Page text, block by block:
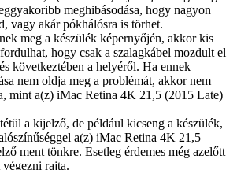
meghibásodása, hogy nagyon
vagy akár pókhálósra is törhet.
meg a készülék képernyőjén, akkor kis
hogy csak a szalagkábel mozdult el
következtében a helyéről. Ha ennek
nem oldja meg a problémát, akkor nem
mint a(z) iMac Retina 4K 21,5 (2015 Late)
a kijelző, de például kicseng a készülék,
a(z) iMac Retina 4K 21,5
ment tönkre. Esetleg érdemes még azelőtt
végezni rajta.